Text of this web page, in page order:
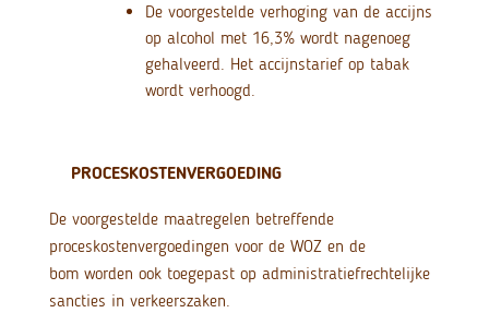
De voorgestelde verhoging van de accijns
op alcohol met 16,3% wordt nagenoeg
gehalveerd. Het accijnstarief op tabak
wordt verhoogd.
PROCESKOSTENVERGOEDING
De voorgestelde maatregelen betreffende
proceskostenvergoedingen voor de WOZ en de
bom worden ook toegepast op administratiefrechtelijke
sancties in verkeerszaken.